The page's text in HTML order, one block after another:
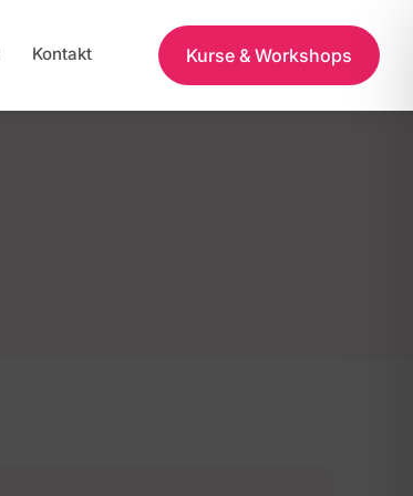
Kontakt Kurse & Workshops